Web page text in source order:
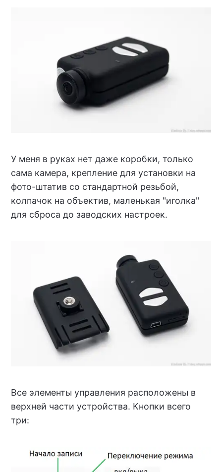
У меня в руках нет даже коробки, только
сама камера, крепление для установки на
фото-штатив со стандартной резьбой,
колпачок на объектив, маленькая "иголка"
для сброса до заводских настроек.
Все элементы управления расположены в
верхней части устройства. Кнопки всего
три: